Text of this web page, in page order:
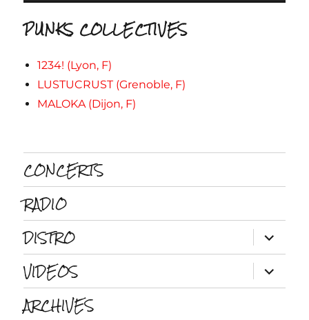
PUNKS COLLECTIVES
1234! (Lyon, F)
LUSTUCRUST (Grenoble, F)
MALOKA (Dijon, F)
CONCERTS
RADIO
DISTRO
ouvrir
le
sous-
menu
VIDEOS ouvrir
le
sous-
ARCHIVES